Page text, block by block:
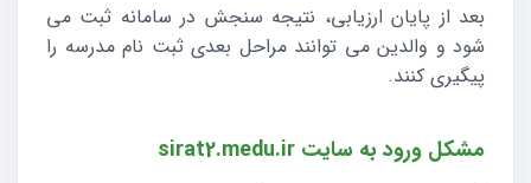
بعد از پایان ارزیابی، نتیجه سنجش در سامانه ثبت می
شود و والدین می توانند مراحل بعدی ثبت نام مدرسه را
پیگیری کنند.
مشکل ورود به سایت sirat2.medu.ir